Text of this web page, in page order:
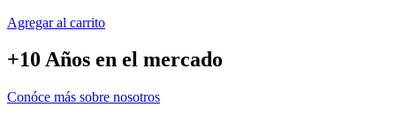
Agregar al carrito
+10 Años en el mercado
Conóce más sobre nosotros